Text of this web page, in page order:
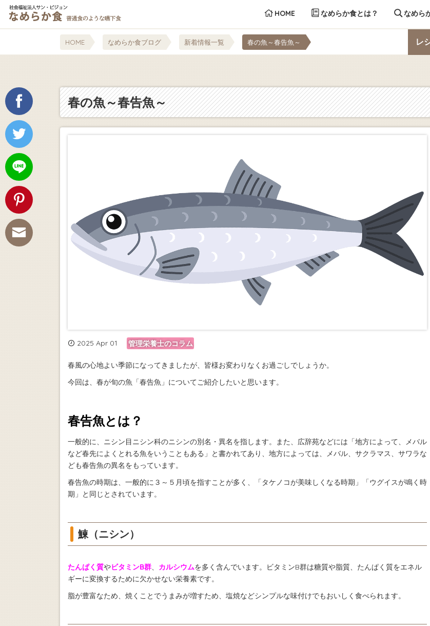
HOME なめらか食とは？ なめら
HOME なめらか食ブログ 新着情報一覧 春の魚～春告魚～ レ
春の魚～春告魚～
2025 Apr 01 管理栄養士のコラム
春風の心地よい季節になってきましたが、皆様お変わりなくお過ごしでしょうか。
今回は、春が旬の魚「春告魚」についてご紹介したいと思います。
春告魚とは？
一般的に、ニシン目ニシン科のニシンの別名・異名を指します。また、広辞苑などには「地方によって、メバル
など春先によくとれる魚をいうこともある」と書かれてあり、地方によっては、メバル、サクラマス、サワラな
ども春告魚の異名をもっています。
春告魚の時期は、一般的に３～５月頃を指すことが多く、「タケノコが美味しくなる時期」「ウグイスが鳴く時
期」と同じとされています。
鰊（ニシン）
たんぱく質やビタミンB群、 カルシウムを多く含んでいます。ビタミンB群は糖質や脂質、たんぱく質をエネル
ギーに変換するために欠かせない栄養素です。
脂が豊富なため、焼くことでうまみが増すため、塩焼などシンプルな味付けでもおいしく食べられます。